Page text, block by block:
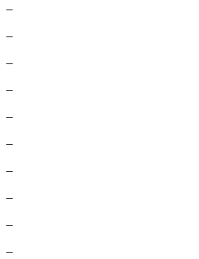
–
–
–
–
–
–
–
–
–
–